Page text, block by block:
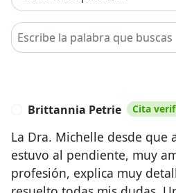
Busca en opiniones
Brittannia Petrie Cita
La Dra. Michelle desde que
estuvo al pendiente, muy
profesión, explica muy